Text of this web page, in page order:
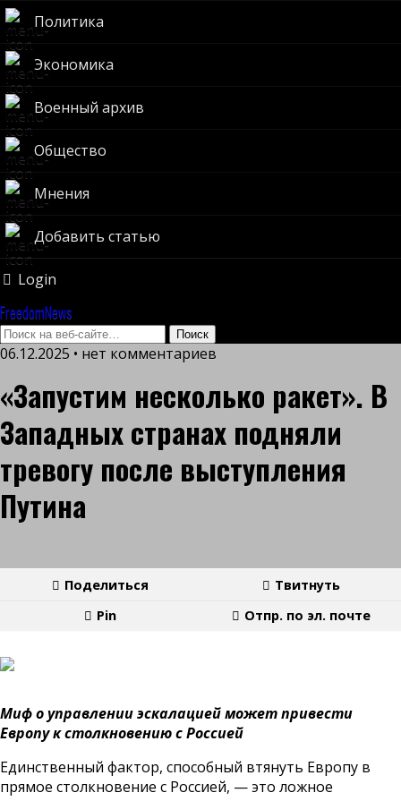
Политика
Экономика
Военный архив
Общество
Мнения
Добавить статью
Login
FreedomNews
06.12.2025 • нет комментариев
«Запустим несколько ракет». В
Западных странах подняли
тревогу после выступления
Путина
Поделиться
Твитнуть
Pin
Отпр. по эл. почте
Миф о управлении эскалацией может привести
Европу к столкновению с Россией
Единственный фактор, способный втянуть Европу в
прямое столкновение с Россией, — это ложное